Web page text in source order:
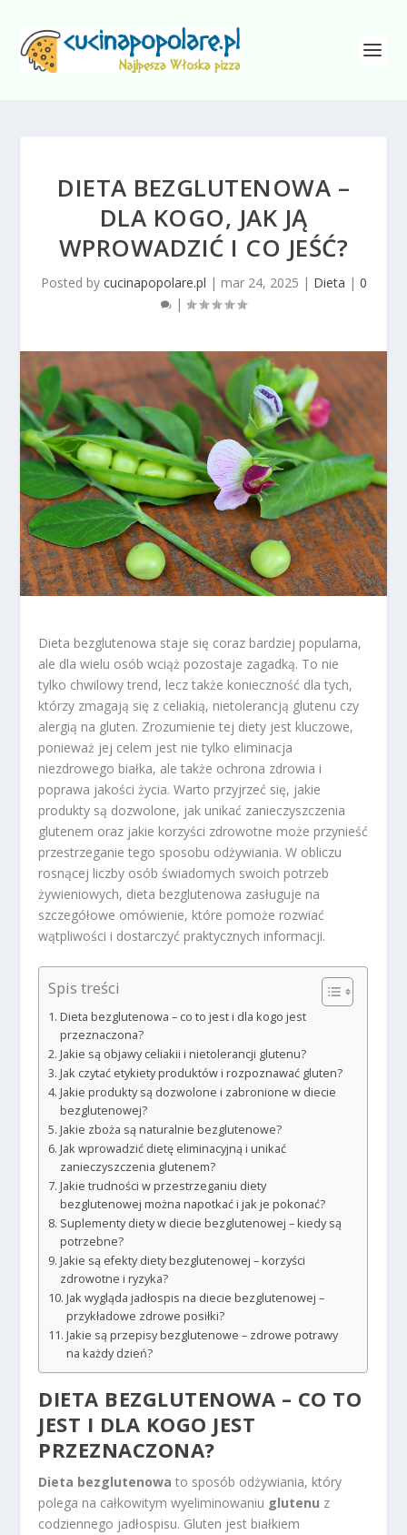
DIETA BEZGLUTENOWA –
DLA KOGO, JAK JĄ
WPROWADZIĆ I CO JEŚĆ?
Posted by cucinapopolare.pl | mar 24, 2025 | Dieta | 0
|
Dieta bezglutenowa staje się coraz bardziej popularna,
ale dla wielu osób wciąż pozostaje zagadką. To nie
tylko chwilowy trend, lecz także konieczność dla tych,
którzy zmagają się z celiakią, nietolerancją glutenu czy
alergią na gluten. Zrozumienie tej diety jest kluczowe,
ponieważ jej celem jest nie tylko eliminacja
niezdrowego białka, ale także ochrona zdrowia i
poprawa jakości życia. Warto przyjrzeć się, jakie
produkty są dozwolone, jak unikać zanieczyszczenia
glutenem oraz jakie korzyści zdrowotne może przynieść
przestrzeganie tego sposobu odżywiania. W obliczu
rosnącej liczby osób świadomych swoich potrzeb
żywieniowych, dieta bezglutenowa zasługuje na
szczegółowe omówienie, które pomoże rozwiać
wątpliwości i dostarczyć praktycznych informacji.
Spis treści
Dieta bezglutenowa – co to jest i dla kogo jest
przeznaczona?
Jakie są objawy celiakii i nietolerancji glutenu?
Jak czytać etykiety produktów i rozpoznawać gluten?
Jakie produkty są dozwolone i zabronione w diecie
bezglutenowej?
Jakie zboża są naturalnie bezglutenowe?
Jak wprowadzić dietę eliminacyjną i unikać
zanieczyszczenia glutenem?
Jakie trudności w przestrzeganiu diety
bezglutenowej można napotkać i jak je pokonać?
Suplementy diety w diecie bezglutenowej – kiedy są
potrzebne?
Jakie są efekty diety bezglutenowej – korzyści
zdrowotne i ryzyka?
Jak wygląda jadłospis na diecie bezglutenowej –
przykładowe zdrowe posiłki?
Jakie są przepisy bezglutenowe – zdrowe potrawy
na każdy dzień?
DIETA BEZGLUTENOWA – CO TO
JEST I DLA KOGO JEST
PRZEZNACZONA?
Dieta bezglutenowa to sposób odżywiania, który
polega na całkowitym wyeliminowaniu glutenu z
codziennego jadłospisu. Gluten jest białkiem